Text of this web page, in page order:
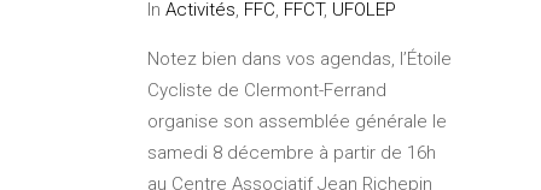
In Activités, FFC, FFCT, UFOLEP
Notez bien dans vos agendas, l’Étoile
Cycliste de Clermont-Ferrand
organise son assemblée générale le
samedi 8 décembre à partir de 16h
au Centre Associatif Jean Richepin